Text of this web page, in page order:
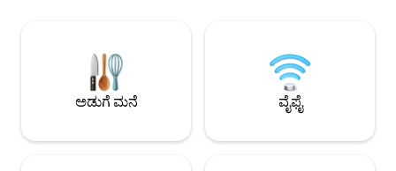
ಅಡುಗೆ ಮನೆ ವೈಫೈ